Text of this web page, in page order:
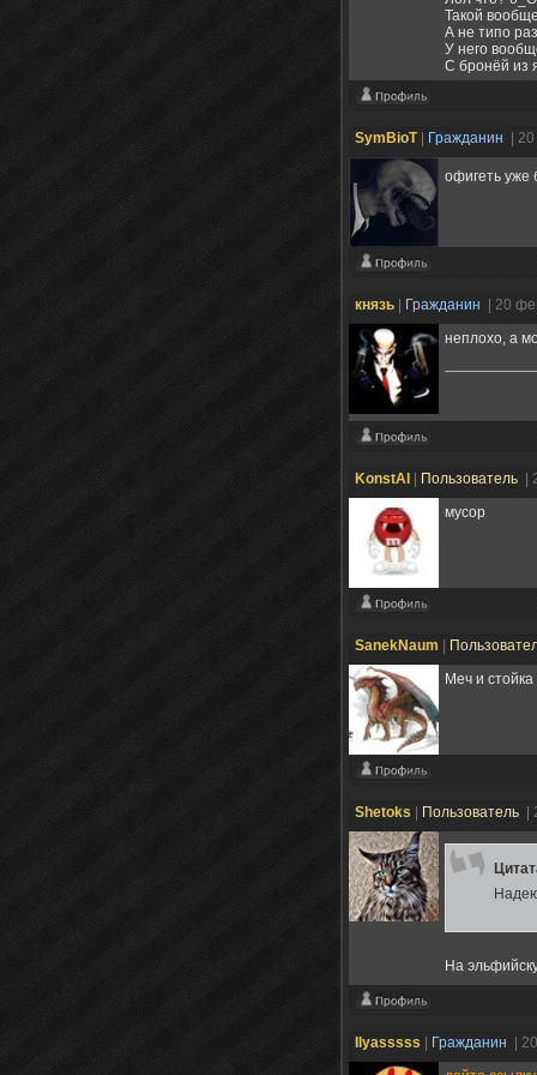
Такой
А не типо
У него
С бронёй из
SymBioT| Гражданин |
офигеть уже
князь Гражданин
| 20
неплохо, а
KonstAl Пользователь
|
мусор
SanekNaum
Меч и
Shetoks Пользователь
На
Ilyasssss Гражданин
|